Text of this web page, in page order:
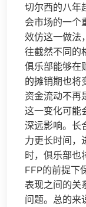
切尔西的八年
会市场的一个
效仿这一做法
往截然不同的
俱乐部能够在
的摊销期也将
资金流动不再
这一变化可能
深远影响。长
力更长时间，
时，俱乐部也
FFP的前提下
表现之间的关
问题。总的来